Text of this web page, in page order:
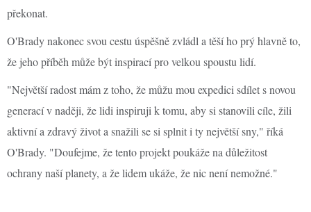
překonat.
O'Brady nakonec svou cestu úspěšně zvládl a těší ho prý hlavně to,
že jeho příběh může být inspirací pro velkou spoustu lidí.
"Největší radost mám z toho, že můžu mou expedici sdílet s novou
generací v naději, že lidi inspiruji k tomu, aby si stanovili cíle, žili
aktivní a zdravý život a snažili se si splnit i ty největší sny," říká
O'Brady. "Doufejme, že tento projekt poukáže na důležitost
ochrany naší planety, a že lidem ukáže, že nic není nemožné."